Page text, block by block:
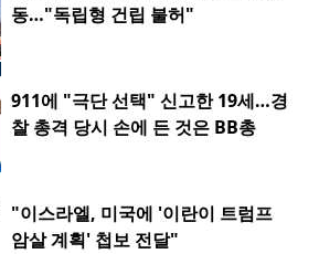
동…"독립형 건립 불허"
911에 "극단 선택" 신고한 19세…경
찰 총격 당시 손에 든 것은 BB총
"이스라엘, 미국에 '이란이 트럼프
암살 계획' 첩보 전달"